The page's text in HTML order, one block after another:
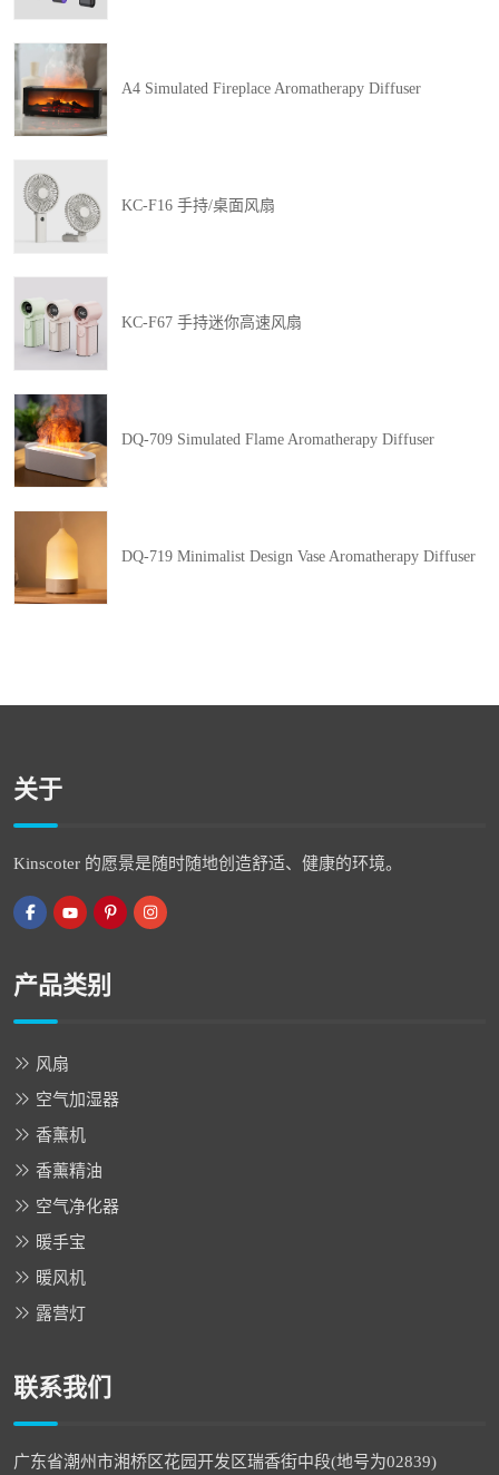
A4 Simulated Fireplace Aromatherapy Diffuser
KC-F16 手持/桌面风扇
KC-F67 手持迷你高速风扇
DQ-709 Simulated Flame Aromatherapy Diffuser
DQ-719 Minimalist Design Vase Aromatherapy Diffuser
关于
Kinscoter 的愿景是随时随地创造舒适、健康的环境。
产品类别
风扇
空气加湿器
香薰机
香薰精油
空气净化器
暖手宝
暖风机
露营灯
联系我们
广东省潮州市湘桥区花园开发区瑞香街中段(地号为02839)